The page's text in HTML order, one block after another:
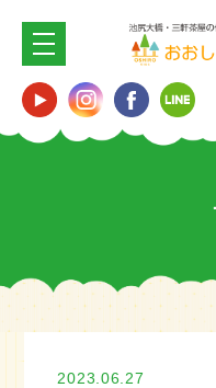
2023.06.27